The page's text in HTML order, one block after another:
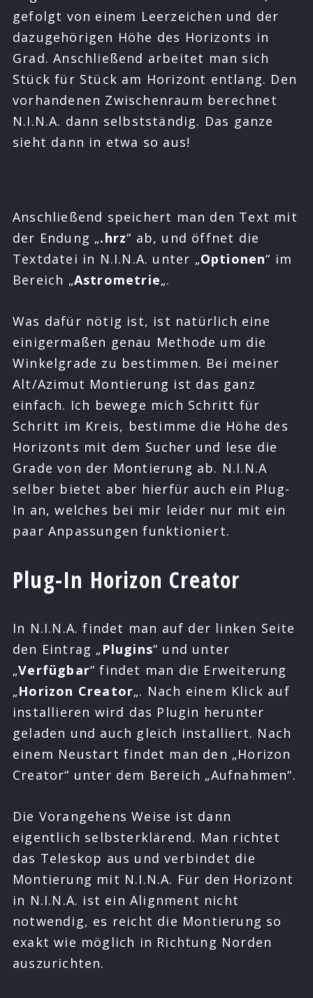
gefolgt von einem Leerzeichen und der
dazugehörigen Höhe des Horizonts in
Grad. Anschließend arbeitet man sich
Stück für Stück am Horizont entlang. Den
vorhandenen Zwischenraum berechnet
N.I.N.A. dann selbstständig. Das ganze
sieht dann in etwa so aus!
Anschließend speichert man den Text mit
der Endung „.hrz“ ab, und öffnet die
Textdatei in N.I.N.A. unter „Optionen“ im
Bereich „Astrometrie„.
Was dafür nötig ist, ist natürlich eine
einigermaßen genau Methode um die
Winkelgrade zu bestimmen. Bei meiner
Alt/Azimut Montierung ist das ganz
einfach. Ich bewege mich Schritt für
Schritt im Kreis, bestimme die Höhe des
Horizonts mit dem Sucher und lese die
Grade von der Montierung ab. N.I.N.A
selber bietet aber hierfür auch ein Plug-
In an, welches bei mir leider nur mit ein
paar Anpassungen funktioniert.
Plug-In Horizon Creator
In N.I.N.A. findet man auf der linken Seite
den Eintrag „Plugins“ und unter
„Verfügbar“ findet man die Erweiterung
„Horizon Creator„. Nach einem Klick auf
installieren wird das Plugin herunter
geladen und auch gleich installiert. Nach
einem Neustart findet man den „Horizon
Creator“ unter dem Bereich „Aufnahmen“.
Die Vorangehens Weise ist dann
eigentlich selbsterklärend. Man richtet
das Teleskop aus und verbindet die
Montierung mit N.I.N.A. Für den Horizont
in N.I.N.A. ist ein Alignment nicht
notwendig, es reicht die Montierung so
exakt wie möglich in Richtung Norden
auszurichten.